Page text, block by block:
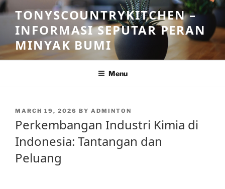
Skip
to
content
TONYSCOUNTRYKITCHEN –
INFORMASI SEPUTAR PERAN
MINYAK BUMI
Menu
POSTED
MARCH 19, 2026 BY ADMINTON
Perkembangan Industri Kimia di
Indonesia: Tantangan dan
Peluang